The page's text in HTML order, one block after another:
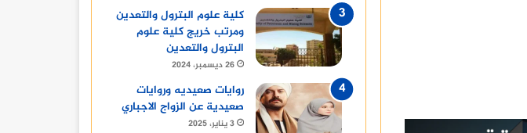
كلية علوم البترول والتعدين
ومرتب خريج كلية علوم
البترول والتعدين
26 ديسمبر، 2024
روايات صعيديه وروايات
صعيدية عن الزواج الاجباري
3 يناير، 2025